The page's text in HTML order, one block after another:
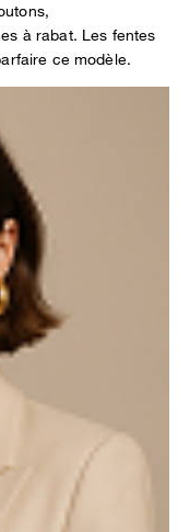
à rabat. Les fentes
ce modèle.